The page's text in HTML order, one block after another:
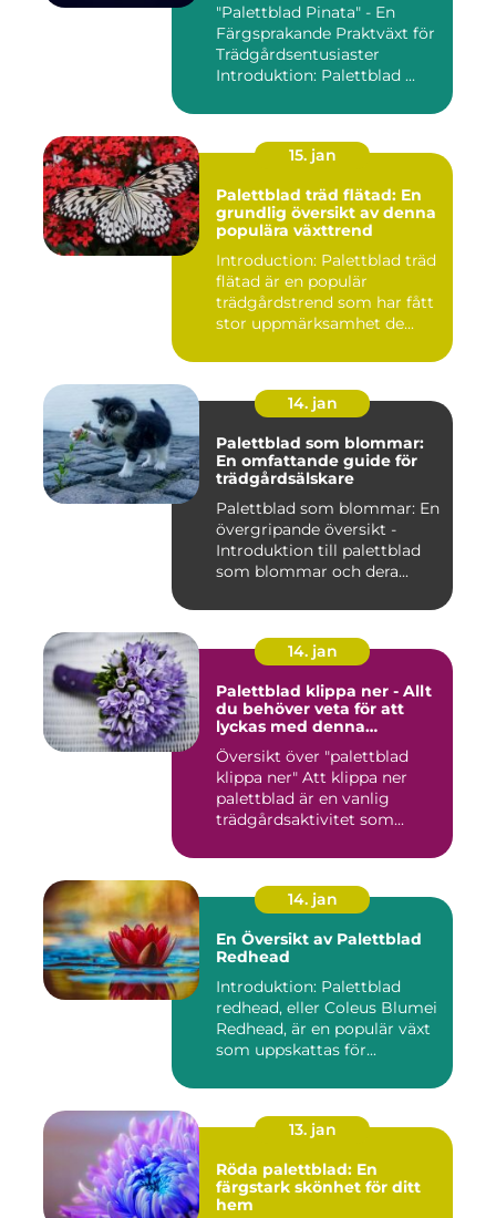
"Palettblad Pinata" - En
Färgsprakande Praktväxt för
Trädgårdsentusiaster
Introduktion: Palettblad ...
15. jan
Palettblad träd flätad: En
grundlig översikt av denna
populära växttrend
Introduction: Palettblad träd
flätad är en populär
trädgårdstrend som har fått
stor uppmärksamhet de...
14. jan
Palettblad som blommar:
En omfattande guide för
trädgårdsälskare
Palettblad som blommar: En
övergripande översikt -
Introduktion till palettblad
som blommar och dera...
14. jan
Palettblad klippa ner - Allt
du behöver veta för att
lyckas med denna
populära trädgårdsaktivitet
Översikt över "palettblad
klippa ner" Att klippa ner
palettblad är en vanlig
trädgårdsaktivitet som...
14. jan
En Översikt av Palettblad
Redhead
Introduktion: Palettblad
redhead, eller Coleus Blumei
Redhead, är en populär växt
som uppskattas för...
13. jan
Röda palettblad: En
färgstark skönhet för ditt
hem